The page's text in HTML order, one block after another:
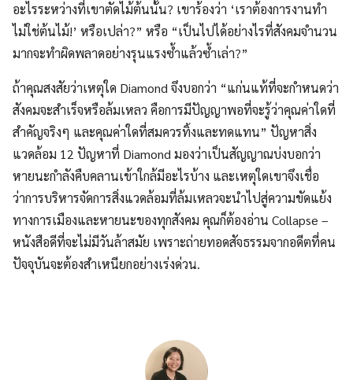
อะไรระหว่างที่เขาตัดไม้ต้นนั้น? เขาร้องว่า ‘เราต้องการงานทำ
ไม่ใช่ต้นไม้!’ หรือเปล่า?” หรือ “เป็นไปได้อย่างไรที่สังคมจำนวน
มากจะทำผิดพลาดอย่างรุนแรงซ้ำแล้วซ้ำเล่า?”
ถ้าคุณสงสัยว่าเหตุใด Diamond จึงบอกว่า “แก่นแท้ที่จะกำหนดว่า
สังคมจะสำเร็จหรือล้มเหลว คือการมีปัญญาพอที่จะรู้ว่าคุณค่าใดที่
สำคัญจริงๆ และคุณค่าใดที่สมควรทิ้งและทดแทน” ปัญหาสิ่ง
แวดล้อม 12 ปัญหาที่ Diamond มองว่าเป็นสัญญาณบ่งบอกว่า
หายนะกำลังคืบคลานเข้าใกล้มีอะไรบ้าง และเหตุใดเขาจึงเชื่อ
ว่าการบริหารจัดการสิ่งแวดล้อมที่ล้มเหลวจะนำไปสู่ความขัดแย้ง
ทางการเมืองและหายนะของทุกสังคม คุณก็ต้องอ่าน Collapse –
หนังสือดีที่จะไม่มีวันล้าสมัย เพราะถ่ายทอดสัจธรรมจากอดีตที่คน
ปัจจุบันจะต้องสำเหนียกอย่างเร่งด่วน.